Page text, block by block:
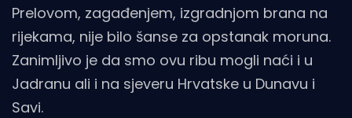
Prelovom, zagađenjem, izgradnjom brana na
rijekama, nije bilo šanse za opstanak moruna.
Zanimljivo je da smo ovu ribu mogli naći i u
Jadranu ali i na sjeveru Hrvatske u Dunavu i
Savi.